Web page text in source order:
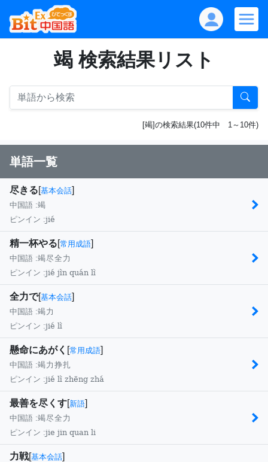
竭 検索結果リスト
[竭]の検索結果(10件中 1～10件)
単語一覧
尽きる[基本会話]
中国語 :竭
ピンイン :jié
精一杯やる[常用成語]
中国語 :竭尽全力
ピンイン :jié jìn quán lì
全力で[基本会話]
中国語 :竭力
ピンイン :jié lì
懸命にあがく [常用成語]
中国語 :竭力挣扎
ピンイン :jié lì zhēng zhá
最善を尽くす[新語]
中国語 :竭尽全力
ピンイン :jie jin quan li
力戦[基本会話]